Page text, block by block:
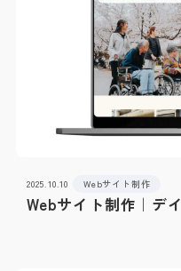
Webサイト制作｜デ
2025.10.10 Webサイト制作